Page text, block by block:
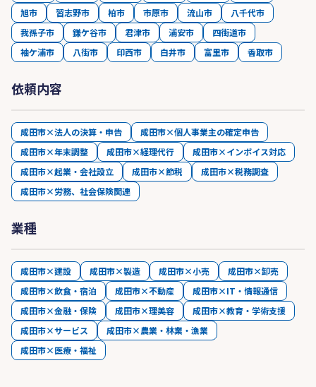
旭市
習志野市 柏市 市原市 流山市
八千代市
我孫子市
鎌ケ谷市 君津市 浦安市
四街道市
袖ケ浦市
八街市 印西市 白井市 富里市 香取市
依頼内容
成田市×法人の決算・申告
成田市×個人事業主の確定申告
成田市×年末調整
成田市×経理代行
成田市×インボイス対応
成田市×起業・会社設立
成田市×節税
成田市×税務調査
成田市×労務、社会保険関連
業種
成田市×建設 成田市×製造 成田市×小売
成田市×卸売
成田市×飲食・宿泊
成田市×不動産
成田市×IT・情報通信
成田市×金融・保険
成田市×理美容
成田市×教育・学術支援
成田市×サービス
成田市×農業・林業・漁業
成田市×医療・福祉